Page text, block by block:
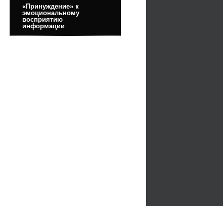
«Принуждение» к
эмоциональному
восприятию
информации